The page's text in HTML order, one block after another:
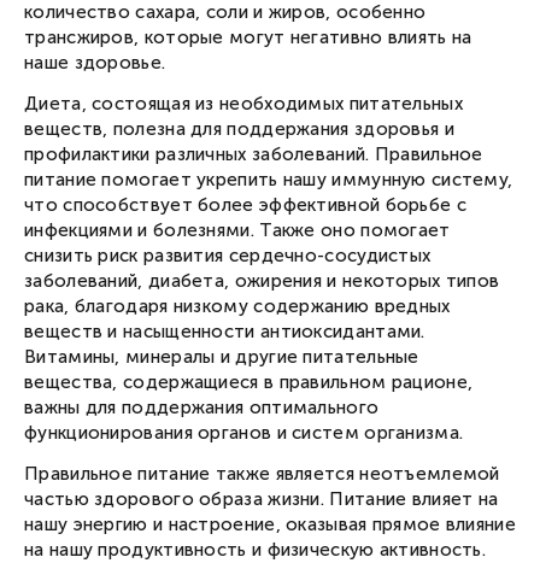
количество сахара, соли и жиров, особенно
трансжиров, которые могут негативно влиять на
наше здоровье.
Диета, состоящая из необходимых питательных
веществ, полезна для поддержания здоровья и
профилактики различных заболеваний. Правильное
питание помогает укрепить нашу иммунную систему,
что способствует более эффективной борьбе с
инфекциями и болезнями. Также оно помогает
снизить риск развития сердечно-сосудистых
заболеваний, диабета, ожирения и некоторых типов
рака, благодаря низкому содержанию вредных
веществ и насыщенности антиоксидантами.
Витамины, минералы и другие питательные
вещества, содержащиеся в правильном рационе,
важны для поддержания оптимального
функционирования органов и систем организма.
Правильное питание также является неотъемлемой
частью здорового образа жизни. Питание влияет на
нашу энергию и настроение, оказывая прямое влияние
на нашу продуктивность и физическую активность.